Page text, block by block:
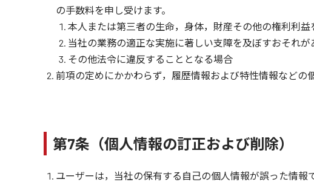
の手数料を申し受けます。
本人または第三者の生命，身体，財産その他の権利利
当社の業務の適正な実施に著しい支障を及ぼすおそれが
その他法令に違反することとなる場合
前項の定めにかかわらず，履歴情報および特性情報などの
第7条（個人情報の訂正および削除）
ユーザーは，当社の保有する自己の個人情報が誤った情報